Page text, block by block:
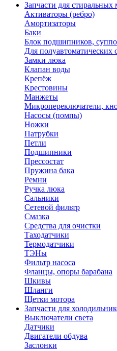
Запчасти для
Активаторы (ребро)
Амортизаторы
Баки
Блок подшипников,
Для
Замки люка
Клапан воды
Крепёж
Крестовины
Манжеты
Микропереключатели,
Насосы (помпы)
Ножки
Патрубки
Петли
Подшипники
Прессостат
Пружина бака
Ремни
Ручка люка
Сальники
Сетевой фильтр
Смазка
Средства для очистки
Таходатчики
Термодатчики
ТЭНы
Фильтр насоса
Фланцы, опоры барабана
Шкивы
Шланги
Щетки мотора
Запчасти для
Выключатели света
Датчики
Двигатели обдува
Заслонки